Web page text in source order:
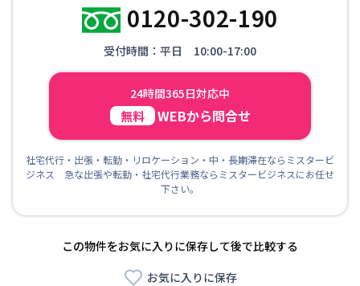
0120-302-190
受付時間：平日 10:00-17:00
24時間365日対応中
無料 WEBから問合せ
社宅代行・出張・転勤・リロケーション・中・長期滞在ならミスタービ
ジネス 急な出張や転勤・社宅代行業務ならミスタービジネスにお任せ
下さい。
この物件をお気に入りに保存して後で比較する
お気に入りに保存